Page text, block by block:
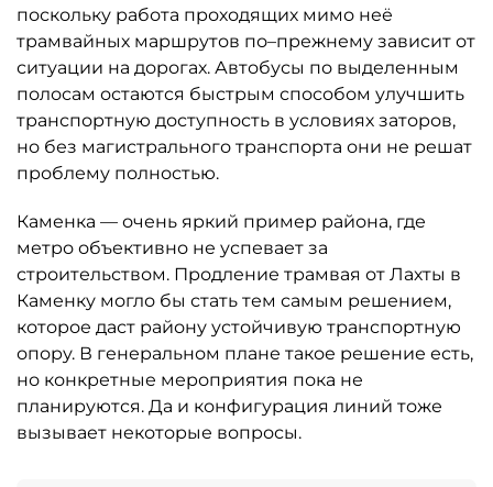
поскольку работа проходящих мимо неё
трамвайных маршрутов по–прежнему зависит от
ситуации на дорогах. Автобусы по выделенным
полосам остаются быстрым способом улучшить
транспортную доступность в условиях заторов,
но без магистрального транспорта они не решат
проблему полностью.
Каменка — очень яркий пример района, где
метро объективно не успевает за
строительством. Продление трамвая от Лахты в
Каменку могло бы стать тем самым решением,
которое даст району устойчивую транспортную
опору. В генеральном плане такое решение есть,
но конкретные мероприятия пока не
планируются. Да и конфигурация линий тоже
вызывает некоторые вопросы.